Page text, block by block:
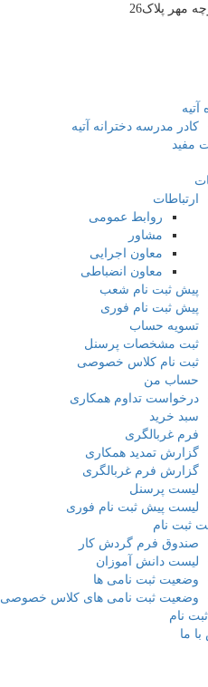
پلاک26
آتیه
کادر مدرسه دخترانه آتیه
مفید
ارتباطات
روابط عمومی
مشاور
معاون اجرایی
معاون انضباطی
پیش ثبت نام شعب
پیش ثبت نام فوری
تسویه حساب
ثبت مشخصات پرسنل
ثبت نام کلاس خصوصی
حساب من
درخواست تداوم همکاری
سبد خرید
فرم غربالگری
گزارش تمدید همکاری
گزارش فرم غربالگری
لیست پرسنل
لیست پیش ثبت نام فوری
ثبت نام
صندوق فرم گردش کار
لیست دانش آموزان
وضعیت ثبت نامی ها
وضعیت ثبت نامی های کلاس خصوصی
نام
ما